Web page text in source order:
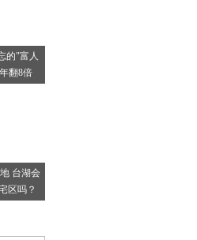
的"富人
翻8倍
台湖会
区吗？